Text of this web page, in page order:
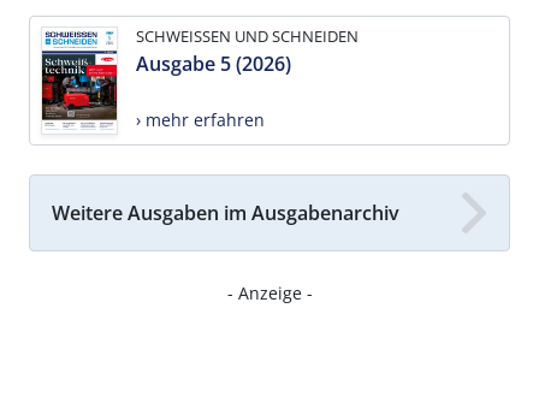
SCHWEISSEN UND SCHNEIDEN
Ausgabe 5 (2026)
› mehr erfahren
Weitere Ausgaben im Ausgabenarchiv
- Anzeige -